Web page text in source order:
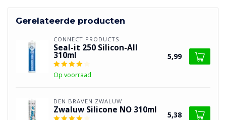
Gerelateerde producten
CONNECT PRODUCTS
Seal-it 250 Silicon-All
310ml
Op voorraad
5,99
DEN BRAVEN ZWALUW
Zwaluw Silicone NO 310ml 5,38